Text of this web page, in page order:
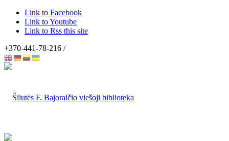
Link to Facebook
Link to Youtube
Link to Rss this site
+370-441-78-216 /